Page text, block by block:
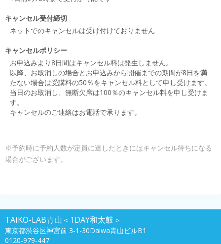
キャンセル受付締切
ネットでのキャンセルは受け付けておりません
キャンセルポリシー
お申込みより8日間はキャンセル料は発生しません。
以降、お取消しの場合とお申込みから開催までの期間が8日を満
たない場合は受講料の50％をキャンセル料として申し受けます。
当日のお取消し、無断欠席は100％のキャンセル料を申し受けま
す。
キャンセルのご連絡はお電話で承ります。
※予約時に予約人数が定員に達したときにはキャンセル待ちになる
場合がございます。
TAIKO-LAB青山＜1DAY和太鼓＞
東京都渋谷区神宮前 3-1-30Daiwa青山ビルB1
0120-979-447